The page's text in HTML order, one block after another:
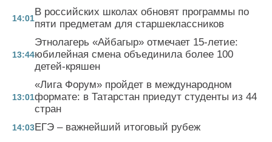
14:01
В российских школах обновят программы по
пяти предметам для старшеклассников
13:44
Этнолагерь «Айбагыр» отмечает 15-летие:
юбилейная смена объединила более 100
детей-кряшен
13:01
«Лига Форум» пройдет в международном
формате: в Татарстан приедут студенты из 44
стран
14:03ЕГЭ – важнейший итоговый рубеж